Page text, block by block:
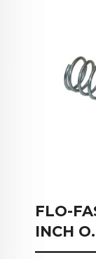
FLO-
INCH